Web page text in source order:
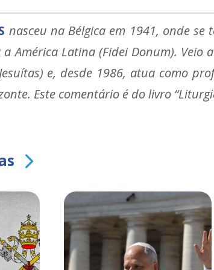
nasceu na Bélgica em 1941, onde
América Latina (Fidei Donum).
e, desde 1986, atua como
Este comentário é do livro